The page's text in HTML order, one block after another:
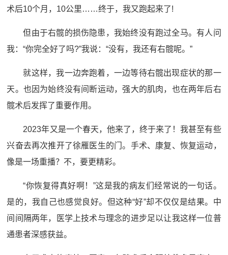
术后10个月，10公里……终于，我又跑起来了!
但由于右髋的损伤隐患，我始终没有跑过全马。有人问
我：“你完全好了吗?”我说：“没有，我还有右髋呢。”
就这样，我一边奔跑着，一边等待右髋出现症状的那一
天。也因为始终没有间断运动，强大的肌肉，也在两年后右
髋术后发挥了重要作用。
2023年又是一个春天，他来了，终于来了！我甚至有些
兴奋去再次推开了徐雁医生的门。手术、康复、恢复运动，
像是一场重播？不，要更精彩。
“你恢复得真好啊！”这是我的病友们经常说的一句话。
是的，我自己也感觉良好。但这种“好”却不仅仅是结果。中
间间隔两年，医学上技术与理念的进步足以让我这样一位普
通患者深感获益。